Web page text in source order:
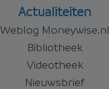
Actualiteiten
Weblog Moneywise.nl
Bibliotheek
Videotheek
Nieuwsbrief